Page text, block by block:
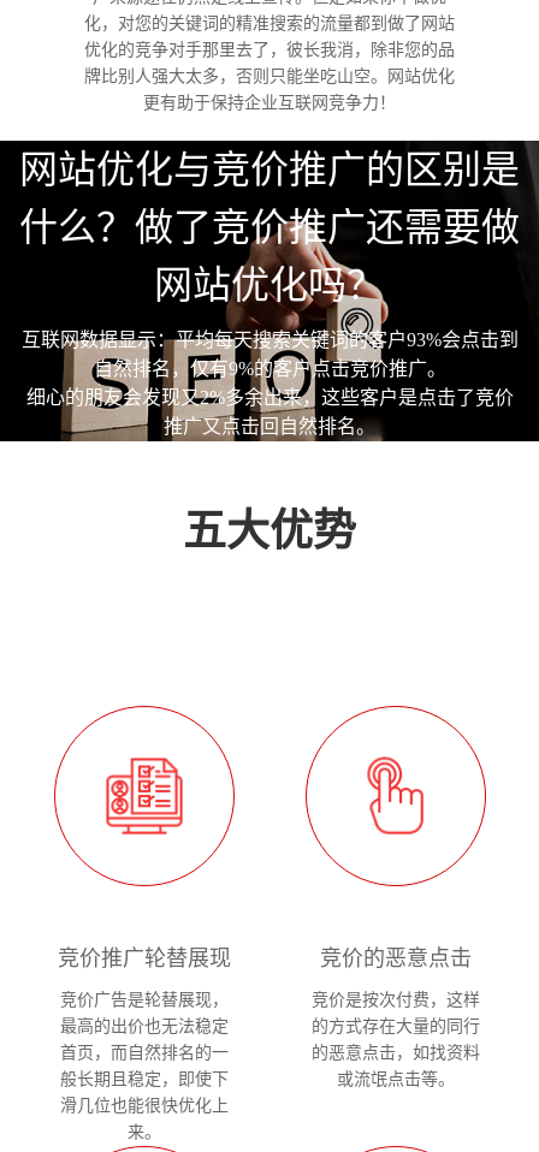
化，对您的关键词的精准搜索的流量都到做了网站
优化的竞争对手那里去了，彼长我消，除非您的品
牌比别人强大太多，否则只能坐吃山空。网站优化
更有助于保持企业互联网竞争力！
网站优化与竞价推广的区别是
什么？做了竞价推广还需要做
网站优化吗？
互联网数据显示：平均每天搜索关键词的客户93%会点击到
自然排名，仅有9%的客户点击竞价推广。
细心的朋友会发现又2%多余出来，这些客户是点击了竞价
推广又点击回自然排名。
五大优势
竞价推广轮替展现
竞价广告是轮替展现，
最高的出价也无法稳定
首页，而自然排名的一
般长期且稳定，即使下
滑几位也能很快优化上
来。
竞价的恶意点击
竞价是按次付费，这样
的方式存在大量的同行
的恶意点击，如找资料
或流氓点击等。